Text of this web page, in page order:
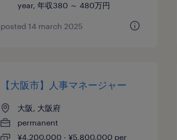
year, 年収380 ～ 480万円
posted 14 march 2025
【大阪市】人事マネージャー
大阪, 大阪府
permanent
¥4,200,000 - ¥5,800,000 per